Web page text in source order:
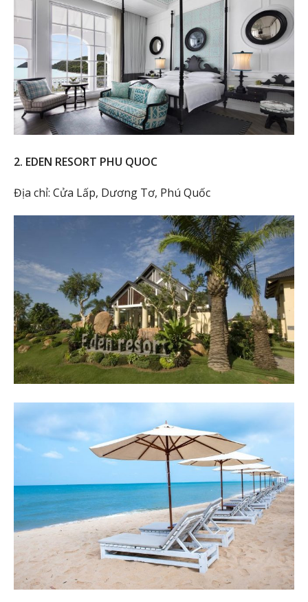
2. EDEN RESORT PHU QUOC
Địa chỉ: Cửa Lấp, Dương Tơ, Phú Quốc